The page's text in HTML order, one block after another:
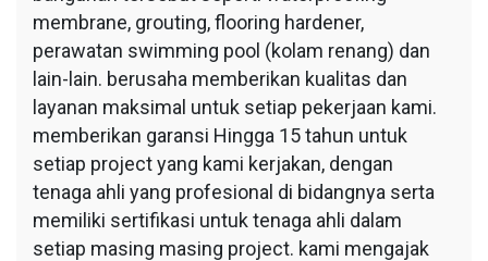
membrane, grouting, flooring hardener,
perawatan swimming pool (kolam renang) dan
lain-lain. berusaha memberikan kualitas dan
layanan maksimal untuk setiap pekerjaan kami.
memberikan garansi Hingga 15 tahun untuk
setiap project yang kami kerjakan, dengan
tenaga ahli yang profesional di bidangnya serta
memiliki sertifikasi untuk tenaga ahli dalam
setiap masing masing project. kami mengajak